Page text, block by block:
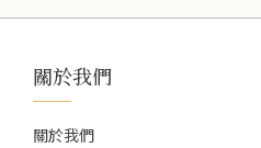
關於我們
關於我們